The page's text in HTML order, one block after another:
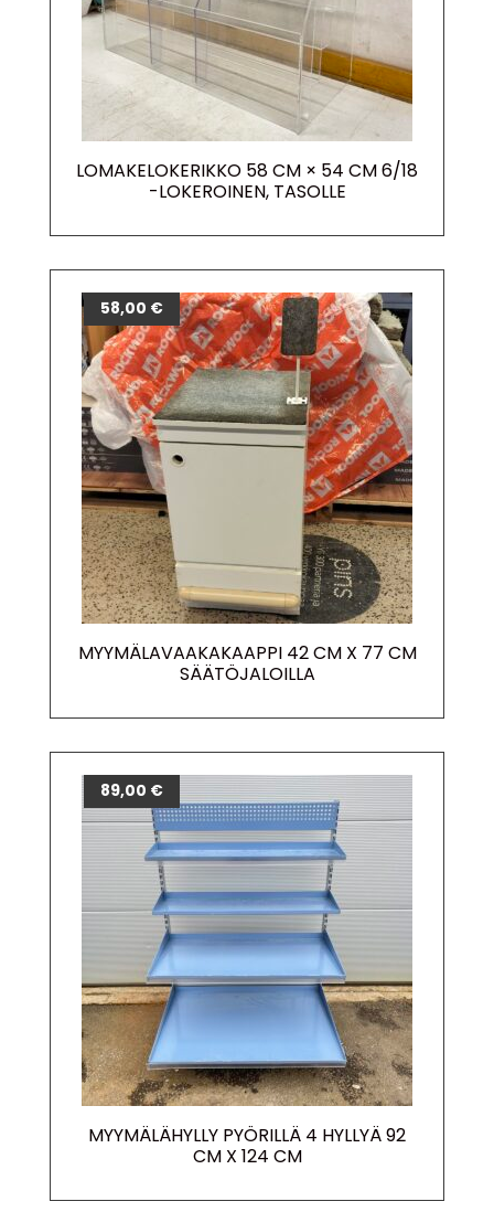
LOMAKELOKERIKKO 58 CM × 54 CM 6/18
-LOKEROINEN, TASOLLE
MYYMÄLAVAAKAKAAPPI 42 CM X 77 CM
SÄÄTÖJALOILLA
58,00 €
MYYMÄLÄHYLLY PYÖRILLÄ 4 HYLLYÄ 92
CM X 124 CM
89,00 €